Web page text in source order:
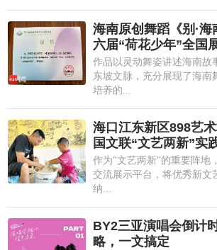
海南原创舞蹈《别·
六届“荷花少年”全国
作品以灵动舞姿讲述海南故
东坡文脉，充分展现了海南
培养的...
海口江东新区898艺
国文联“文艺两新”实
作为"文艺两新"的重要阵地
交流展示平台，将优秀新文
纳...
BY2三亚演唱会倒计
略，一文搞定